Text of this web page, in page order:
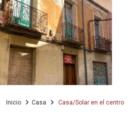
Inicio Casa Casa/Solar en el centro